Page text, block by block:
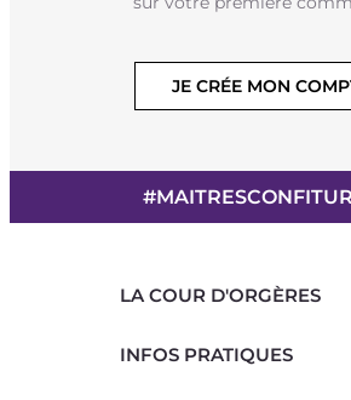
JE CRÉE MON
LA COUR D'ORGÈRES
INFOS PRATIQUES